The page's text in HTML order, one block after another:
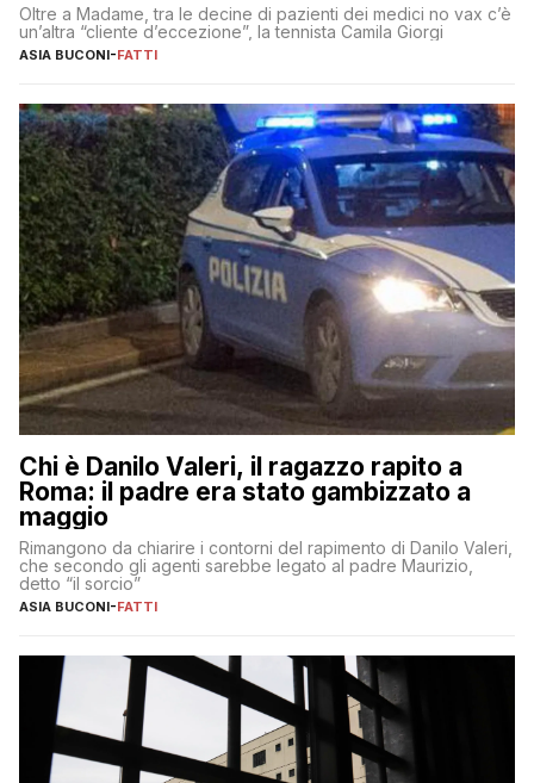
Oltre a Madame, tra le decine di pazienti dei medici no vax c’è
un’altra “cliente d’eccezione”, la tennista Camila Giorgi
ASIA BUCONI-FATTI
Chi è Danilo Valeri, il ragazzo rapito a
Roma: il padre era stato gambizzato a
maggio
Rimangono da chiarire i contorni del rapimento di Danilo Valeri,
che secondo gli agenti sarebbe legato al padre Maurizio,
detto “il sorcio”
ASIA BUCONI-FATTI